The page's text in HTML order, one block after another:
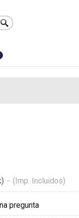
- (Imp. Incluidos)
pregunta